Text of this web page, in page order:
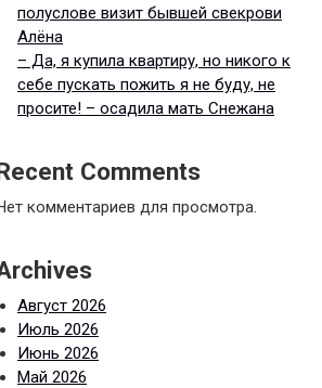
полуслове визит бывшей свекрови
Алёна
– Да, я купила квартиру, но никого к
себе пускать пожить я не буду, не
просите! – осадила мать Снежана
Comments
комментариев для просмотра.
Август 2026
Июль 2026
Июнь 2026
Май 2026